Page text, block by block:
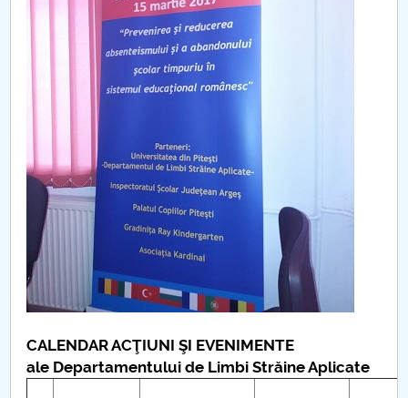
Proiect (PRIM STUD)
Proiect SU-ETIC
Protection des données personnelles
Université pour la communauté
Études doctorales
Comisie de etica unversitară
Evenimente CUP
Accesibilitate pentru studenții cu dizabilități
CALENDAR ACŢIUNI ŞI EVENIMENTE
ale Departamentului de Limbi Străine Aplicate